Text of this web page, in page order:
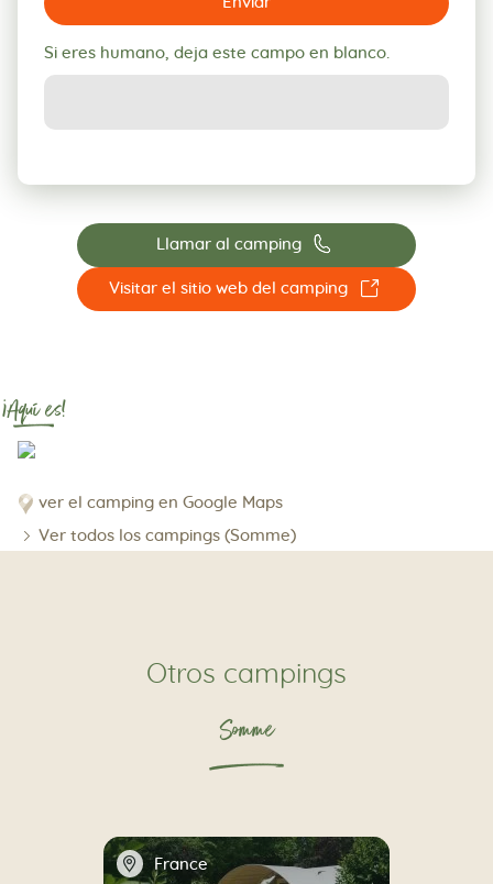
Si eres humano, deja este campo en blanco.
Llamar al camping 📞
Visitar el sitio web del camping ☐
¡Aquí es!
ver el camping en Google Maps
Ver todos los campings (Somme)
Otros campings
Somme
📍 France